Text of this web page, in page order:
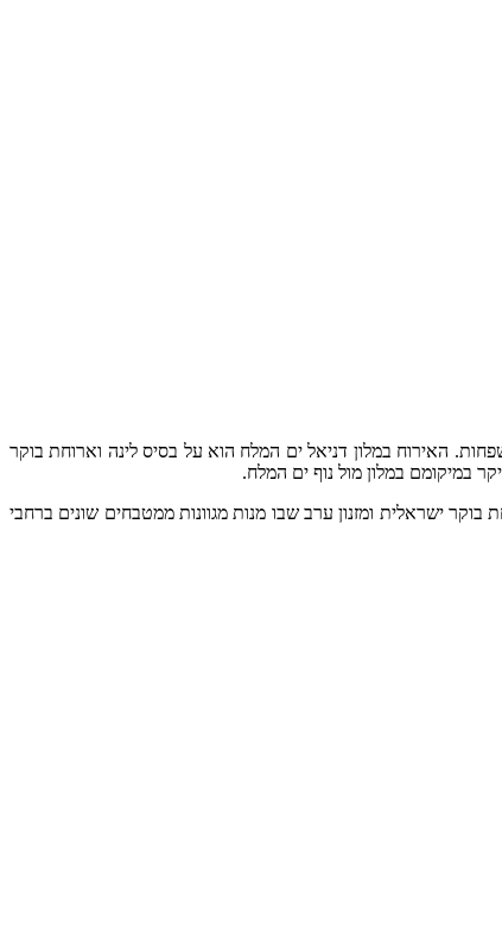
מציע אירוח ב-302 חדרים המתאימים לזוגות ולמשפחות. האירוח במלון דניאל ים המלח הוא על בסיס לינה וארוחת בוקר
ישראלית ומזנון ערב שבו מנות מגוונות ממטבחים שונים ברחבי